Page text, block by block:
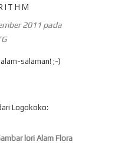
2011 pada
salaman! ;-)
Logokoko:
lori Alam Flora